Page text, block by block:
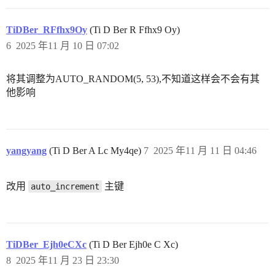
TiDBer_RFfhx9Oy (Ti D Ber R Ffhx9 Oy)
2025 年11 月 10 日 07:02
6
将其调整为AUTO_RANDOM(5, 53),不知道这样会不会有其
他影响
yangyang (Ti D Ber A Lc My4qe) 2025 年11 月 11 日 04:46
7
改用 auto_increment 主键
TiDBer_Ejh0eCXc (Ti D Ber Ejh0e C Xc)
2025 年11 月 23 日 23:30
8